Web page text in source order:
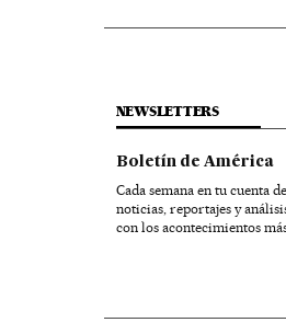
NEWSLETTERS
Boletín de América
Cada semana en tu cuenta
noticias, reportajes y
con los acontecimientos